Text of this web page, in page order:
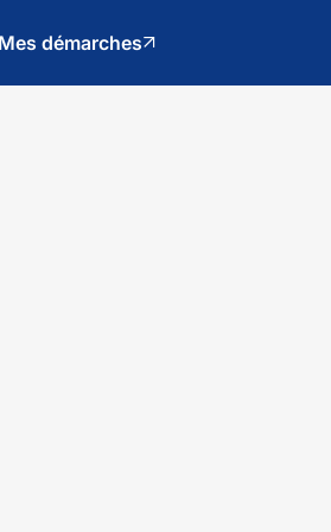
démarches